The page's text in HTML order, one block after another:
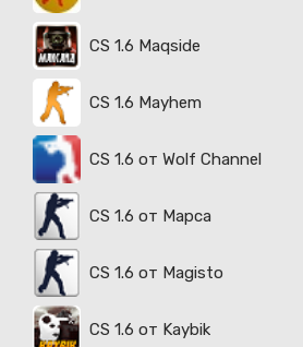
CS 1.6 Maqside
CS 1.6 Mayhem
CS 1.6 от Wolf Channel
CS 1.6 от Марса
CS 1.6 от Magisto
CS 1.6 от Kaybik